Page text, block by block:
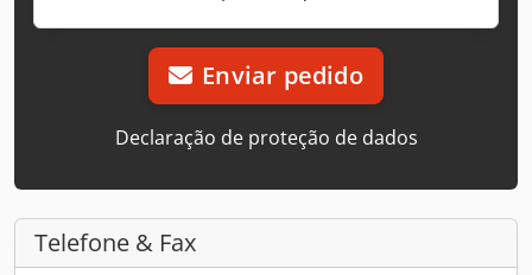
Enviar pedido
Declaração de proteção de dados
Telefone & Fax